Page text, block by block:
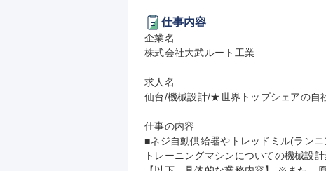
仕事内容
企業名
株式会社大武ルート工業
求人名
仙台/機械設計/★世界トップシェアの自
仕事の内容
■ネジ自動供給器やトレッドミル(ラン
トレーニングマシンについての機械設